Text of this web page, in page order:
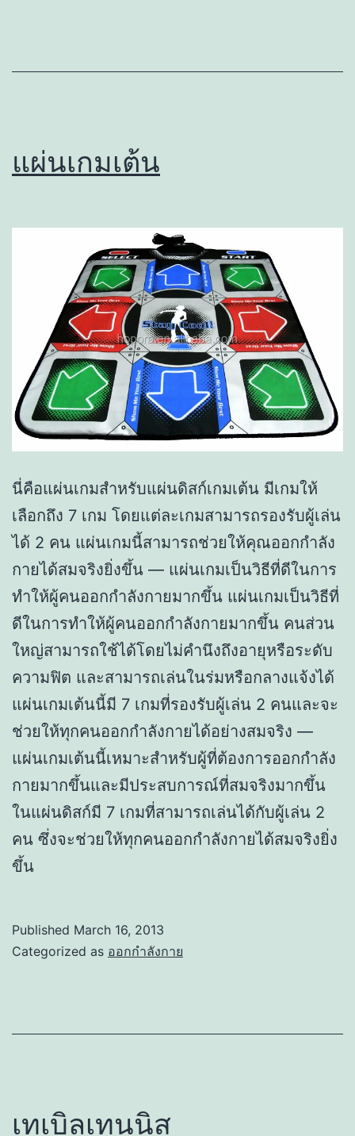
แผ่นเกมเต้น
นี่คือแผ่นเกมสำหรับแผ่นดิสก์เกมเต้น มีเกมให้
เลือกถึง 7 เกม โดยแต่ละเกมสามารถรองรับผู้เล่น
ได้ 2 คน แผ่นเกมนี้สามารถช่วยให้คุณออกกำลัง
กายได้สมจริงยิ่งขึ้น — แผ่นเกมเป็นวิธีที่ดีในการ
ทำให้ผู้คนออกกำลังกายมากขึ้น แผ่นเกมเป็นวิธีที่
ดีในการทำให้ผู้คนออกกำลังกายมากขึ้น คนส่วน
ใหญ่สามารถใช้ได้โดยไม่คำนึงถึงอายุหรือระดับ
ความฟิต และสามารถเล่นในร่มหรือกลางแจ้งได้
แผ่นเกมเต้นนี้มี 7 เกมที่รองรับผู้เล่น 2 คนและจะ
ช่วยให้ทุกคนออกกำลังกายได้อย่างสมจริง —
แผ่นเกมเต้นนี้เหมาะสำหรับผู้ที่ต้องการออกกำลัง
กายมากขึ้นและมีประสบการณ์ที่สมจริงมากขึ้น
ในแผ่นดิสก์มี 7 เกมที่สามารถเล่นได้กับผู้เล่น 2
คน ซึ่งจะช่วยให้ทุกคนออกกำลังกายได้สมจริงยิ่ง
ขึ้น
Published March 16, 2013
Categorized as ออกกำลังกาย
เทเบิลเทนนิส